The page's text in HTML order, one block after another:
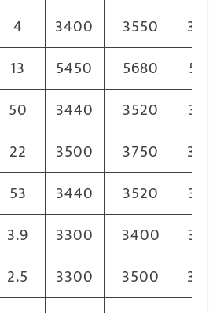
4 3400 3550
13 5450 5680
50 3440 3520
22 3500 3750
53 3440 3520
3.9 3300 3400
2.5 3300 3500